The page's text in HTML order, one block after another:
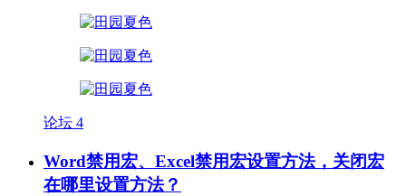
论坛 4
Word禁用宏、Excel禁用宏设置方法，关闭宏
在哪里设置方法？